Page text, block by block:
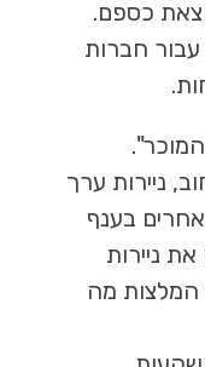
כספם.
עבור חברות
ניירות ערך
אחרים בענף
ניירות
המלצות מה